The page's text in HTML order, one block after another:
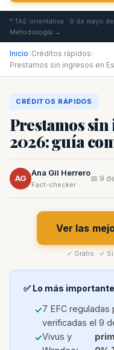
* TAE orientativa · 9 de mayo
Metodología →
Inicio›Créditos rápidos›
Prestamos sin ingresos en
CRÉDITOS RÁPIDOS
Prestamos
2026: guía
AG
Ana Gil Herrero
Fact-checker
📅 9
Ver las
✓ Gratis · ✓
✅ Lo más
7 EFC
verificadas el 9
Vivus y